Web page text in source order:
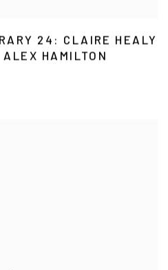
24: CLAIRE HEALY
HAMILTON